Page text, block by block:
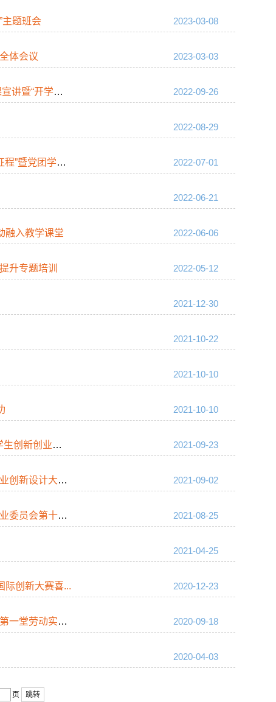
主题班会 2023-03-08
体会议 2023-03-03
“开学第一... 2022-09-26
2022-08-29
暨党团学工... 2022-07-01
2022-06-21
融入教学课堂 2022-06-06
升专题培训 2022-05-12
2021-12-30
2021-10-22
2021-10-10
2021-10-10
创业大赛... 2021-09-23
设计大赛中... 2021-09-02
会第十一届... 2021-08-25
2021-04-25
际创新大赛喜... 2020-12-23
劳动实践课 2020-09-18
2020-04-03
页 跳转